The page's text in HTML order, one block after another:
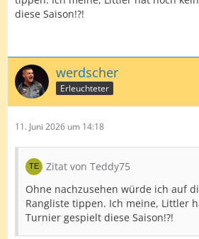
diese Saison!?!
werdscher
Erleuchteter
11. Juni 2026 um 14:18
Zitat von Teddy75
Ohne nachzusehen würde ich auf
Rangliste tippen. Ich meine, Littler
Turnier gespielt diese Saison!?!